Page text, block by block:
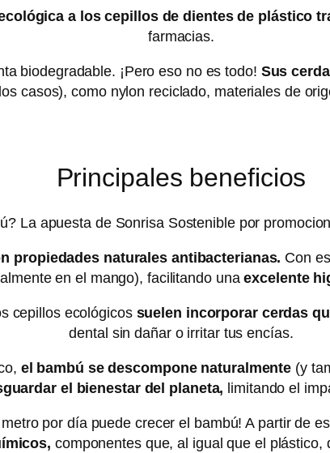
a los cepillos de dientes de plástico
farmacias.
biodegradable. ¡Pero eso no es todo! Sus
casos), como nylon reciclado, materiales de
Principales beneficios
La apuesta de Sonrisa Sostenible por
propiedades naturales antibacterianas. Con
en el mango), facilitando unaexcelente
cepillos ecológicos suelen incorporar cerdas
dental sin dañar o irritar tus encías.
el bambú se descompone naturalmente (y
el bienestar del planeta, limitando el
por día puede crecer el bambú! A partir de
componentes que, al igual que el plástico,